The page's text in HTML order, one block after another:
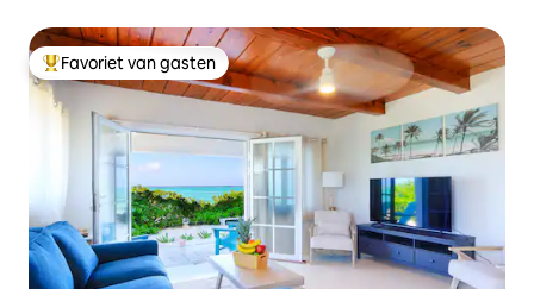
Topfavoriet van gasten
Favoriet van gasten